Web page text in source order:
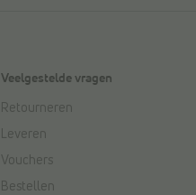
Veelgestelde vragen
Retourneren
Leveren
Vouchers
Bestellen